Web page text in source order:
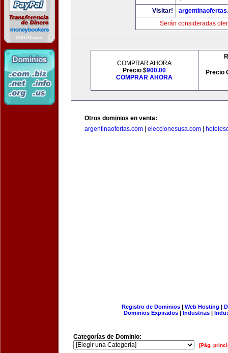
Visitar!
Serán consideradas
COMPRAR AHORA
Precio $900.00
COMPRAR AHORA
Precio
Otros dominios en venta:
argentinaofertas.com
eleccionesusa.com
Registro de Dominios| Web Hosting |
Dominios Expirados | Industrias |
Categorías de Dominio:
[Pág.